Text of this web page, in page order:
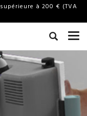
à 200 € (TVA